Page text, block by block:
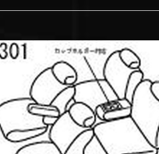
⑤Dark Brown ⑥Yellow
⑨Pink ⑩White
⑤Dark Brown ⑥Yellow
①Beige ②Gray
⑤Dark Brown ⑥Yellow
①Black ②Gray
⑤Ivory ⑥Red
①Black ②Gray
⑤Ivory ⑥Red